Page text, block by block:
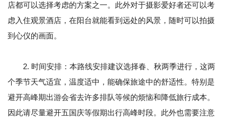
店都可以选择考虑的方案之一。此外对于摄影爱好者还可以考
虑入住观景酒店，在阳台就能看到远处的风景，随时可以拍摄
到心仪的画面。
2. 时间安排：本路线安排建议选择春、秋两季进行，这两
个季节天气适宜，温度适中，能确保旅途中的舒适性。特别是
避开高峰期出游会省去许多排队等候的烦恼和降低旅行成本。
因此请尽量避开五国庆等假期出行高峰时段。此外也需要注意